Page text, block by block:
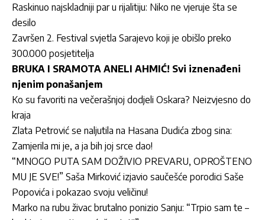
Raskinuo najskladniji par u rijalitiju: Niko ne vjeruje šta se
desilo
Završen 2. Festival svjetla Sarajevo koji je obišlo preko
300.000 posjetitelja
BRUKA I SRAMOTA ANELI AHMIĆ! Svi iznenađeni
njenim ponašanjem
Ko su favoriti na večerašnjoj dodjeli Oskara? Neizvjesno do
kraja
Zlata Petrović se naljutila na Hasana Dudića zbog sina:
Zamjerila mi je, a ja bih joj srce dao!
“MNOGO PUTA SAM DOŽIVIO PREVARU, OPROŠTENO
MU JE SVE!” Saša Mirković izjavio saučešće porodici Saše
Popovića i pokazao svoju veličinu!
Marko na rubu živac brutalno ponizio Sanju: “Trpio sam te –